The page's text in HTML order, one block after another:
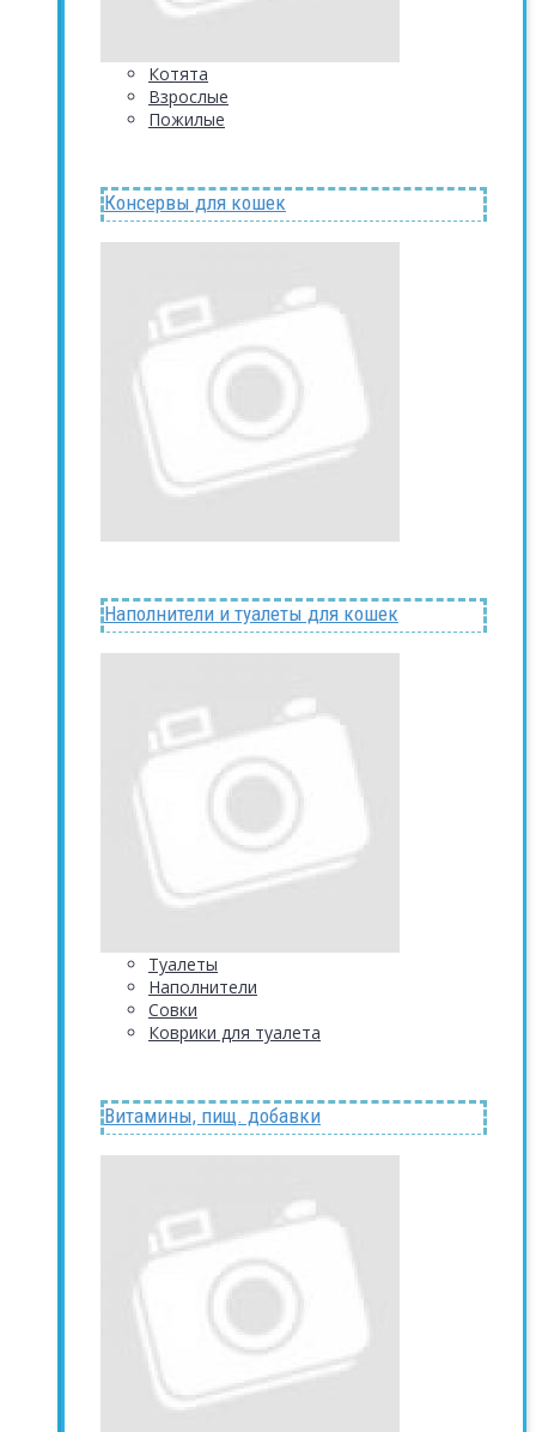
Котята
Взрослые
Пожилые
Консервы для кошек
Наполнители и туалеты для кошек
Туалеты
Наполнители
Совки
Коврики для туалета
Витамины, пищ. добавки